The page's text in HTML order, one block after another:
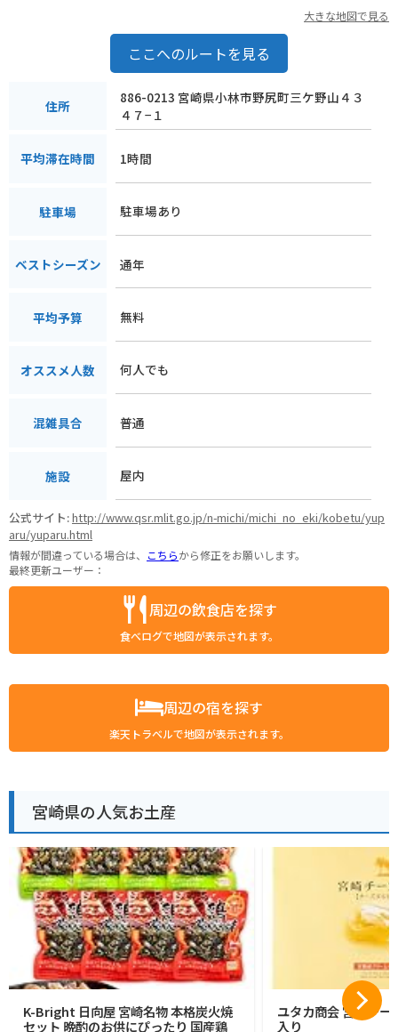
大きな地図で見る
ここへのルートを見る
住所
886-0213 宮崎県小林市野尻町三ケ野山４３
４７−１
平均滞在時間 1時間
駐車場 駐車場あり
ベストシーズン 通年
平均予算 無料
オススメ人数 何人でも
混雑具合 普通
施設 屋内
公式サイト:http://www.qsr.mlit.go.jp/n-michi/michi_no_eki/kobetu/yup
aru/yuparu.html
情報が間違っている場合は、 こちらから修正をお願いします。
最終更新ユーザー：
周辺の飲食店を探す
食べログで地図が表示されます。
周辺の宿を探す
楽天トラベルで地図が表示されます。
宮崎県の人気お土産
K-Bright 日向屋 宮崎名物 本格炭火焼
セット 晩酌のお供にぴったり 国産鶏
ユタカ商会 宮崎チー
入り